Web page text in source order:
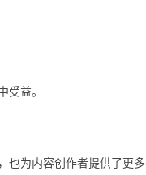
益。
也为内容创作者提供了更